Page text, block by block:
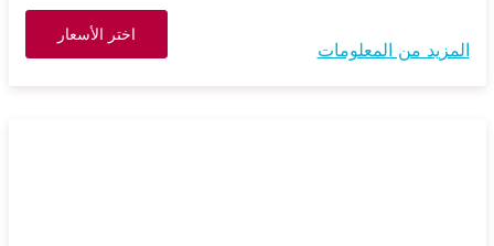
المزيد من المعلومات
اختر الأسعار